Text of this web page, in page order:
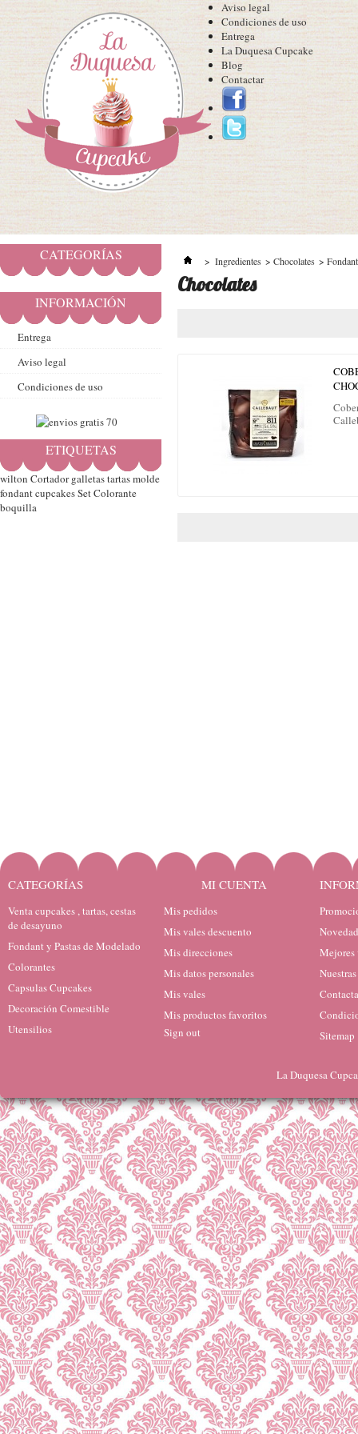
Aviso legal
Condiciones de uso
Entrega
La Duquesa Cupcake
Blog
Contactar
CATEGORÍAS
INFORMACIÓN
Entrega
Aviso legal
Condiciones de uso
ETIQUETAS
wilton Cortador galletastartasmolde
fondantcupcakesSetColorante
boquilla
> Ingredientes > Chocolates >
Chocolates
CATEGORÍAS
Venta cupcakes , tartas, cestas
de desayuno
Fondant y Pastas de Modelado
Colorantes
Capsulas Cupcakes
Decoración Comestible
Utensilios
MI CUENTA
Mis pedidos
Mis vales descuento
Mis direcciones
Mis datos personales
Mis vales
Mis productos favoritos
Sign out
Mejores
Sitemap
La Duquesa